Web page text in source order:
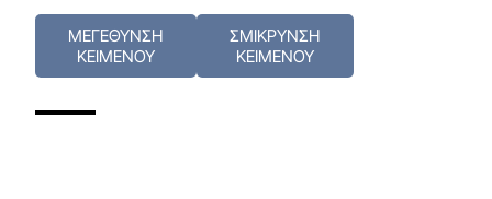
ΜΕΓΕΘΥΝΣΗ
ΚΕΙΜΕΝΟΥ
ΣΜΙΚΡΥΝΣΗ
ΚΕΙΜΕΝΟΥ